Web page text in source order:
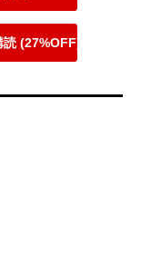
読 (27%OFF)